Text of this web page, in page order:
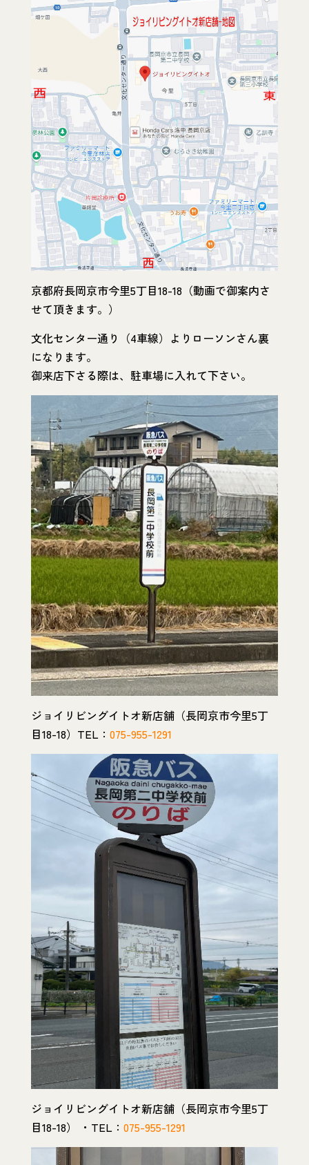
京都府長岡京市今里5丁目18-18（動画で御案内さ
せて頂きます。）
文化センター通り（4車線）よりローソンさん裏
になります。
御来店下さる際は、駐車場に入れて下さい。
ジョイリビングイトオ新店舗（長岡京市今里5丁
目18-18）TEL： 075-955-1291
ジョイリビングイトオ新店舗（長岡京市今里5丁
目18-18） ・TEL： 075-955-1291